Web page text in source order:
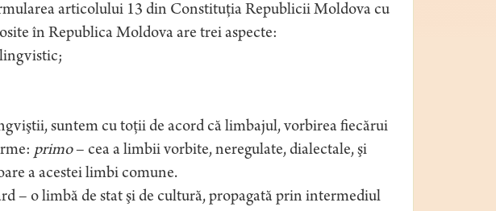
articolului 13 din Constituţia Republicii Moldova cu
în Republica Moldova are trei aspecte:
suntem cu toţii de acord că limbajul, vorbirea fiecărui
primo– cea a limbii vorbite, neregulate, dialectale, şi
a acestei limbi comune.
– o limbă de stat şi de cultură, propagată prin intermediul